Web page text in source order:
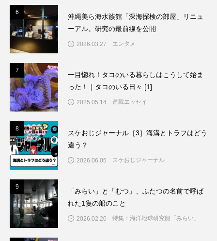
6
沖縄美ら海水族館「深海探検の部屋」リニュ
ーアル。研究の最前線を公開
2026.03.27 エンタメ
7
一目惚れ！タコのいる暮らしはこうして始ま
った！｜タコのいる日々 [1]
2025.05.14 連載エッセイ
8
スケおじジャーナル［3］海溝とトラフはどう
違う？
2026.06.05 スケおじジャーナル
9
「みらい」と「むつ」、ふたつの名前で呼ば
れた1隻の船のこと
2026.02.20 特集：海洋地球研究船「みらい」